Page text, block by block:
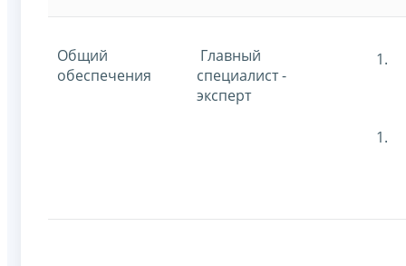
Общий
обеспечения
Главный
специалист -
эксперт